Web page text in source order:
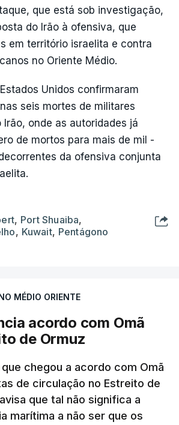
que está sob investigação,
do Irão à ofensiva, que
em território israelita e contra
no Oriente Médio.
Unidos confirmaram
seis mortes de militares
Irão, onde as autoridades já
de mortos para mais de mil -
da ofensiva conjunta
, Port Shuaiba,
, Kuwait, Pentágono
MÉDIO ORIENTE
acordo com Omã
de Ormuz
que chegou a acordo com Omã
de circulação no Estreito de
que tal não significa a
marítima a não ser que os